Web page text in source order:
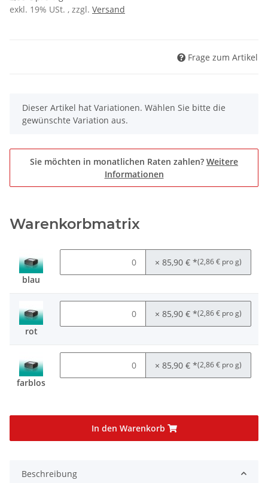
exkl. 19% USt. , zzgl. Versand
Frage zum Artikel
x
Dieser Artikel hat Variationen. Wählen Sie bitte die
gewünschte Variation aus.
Sie möchten in monatlichen Raten zahlen? Weitere
Informationen
Warenkorbmatrix
blau
× 85,90 € *(2,86 € pro g)
rot
× 85,90 € *(2,86 € pro g)
farblos
× 85,90 € *(2,86 € pro g)
In den Warenkorb
Beschreibung